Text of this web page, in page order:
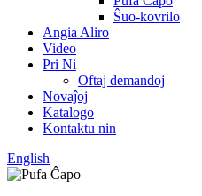
Ŝuo-kovrilo
Angia Aliro
Video
Pri Ni
Oftaj demandoj
Novaĵoj
Katalogo
Kontaktu nin
English